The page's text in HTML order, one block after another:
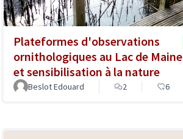
Plateformes d'observations
ornithologiques au Lac de Maine
et sensibilisation à la nature
Beslot Edouard 2 6